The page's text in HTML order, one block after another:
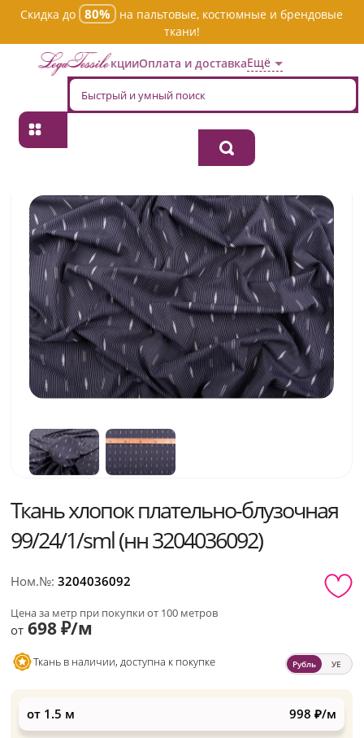
Скидка до 80%
на пальтовые, костюмные и брендовые
ткани!
АкцииОплата и доставкаЕщё
Главная
Ткань хлопок плательно-
Ткань хлопок плательно-блузочная
99/24/1/sml (нн 3204036092)
Ном.№:3204036092
Цена за метр при покупки от 100 метров
от 698 ₽/м
Ткань в наличии, доступна к покупке Рубль УЕ
от 1.5 м 998 ₽/м